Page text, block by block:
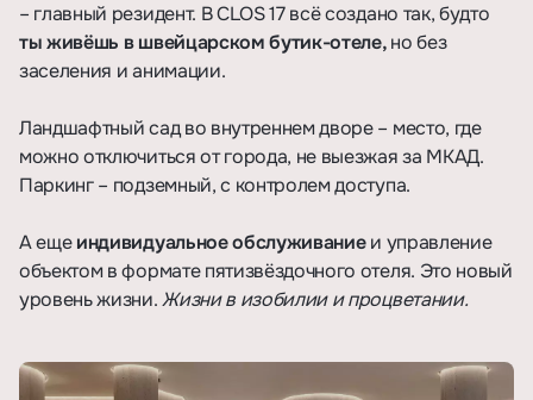
– главный резидент. В CLOS 17 всё создано так, будто
ты живёшь в швейцарском бутик-отеле,но без
заселения и анимации.
Ландшафтный сад во внутреннем дворе – место, где
можно отключиться от города, не выезжая за МКАД.
Паркинг – подземный, с контролем доступа.
А ещеиндивидуальное обслуживаниеи управление
объектом в формате пятизвёздочного отеля. Это новый
уровень жизни.Жизни в изобилии и процветании.